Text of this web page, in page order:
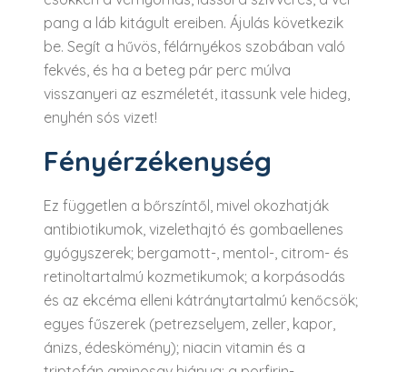
pang a láb kitágult ereiben. Ájulás következik
be. Segít a hűvös, félárnyékos szobában való
fekvés, és ha a beteg pár perc múlva
visszanyeri az eszméletét, itassunk vele hideg,
enyhén sós vizet!
Fényérzékenység
Ez független a bőrszíntől, mivel okozhatják
antibiotikumok, vizelethajtó és gombaellenes
gyógyszerek; bergamott-, mentol-, citrom- és
retinoltartalmú kozmetikumok; a korpásodás
és az ekcéma elleni kátránytartalmú kenőcsök;
egyes fűszerek (petrezselyem, zeller, kapor,
ánizs, édeskömény); niacin vitamin és a